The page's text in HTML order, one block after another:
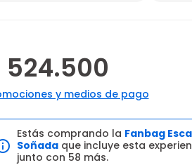
524.500
y medios de pago
Estás comprando la Fanbag
Soñadaque incluye esta
junto con 58 más.